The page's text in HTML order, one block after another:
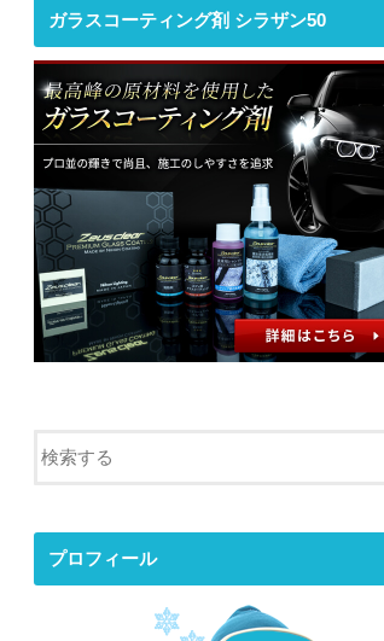
ガラスコーティング剤 シラザン50
プロフィール